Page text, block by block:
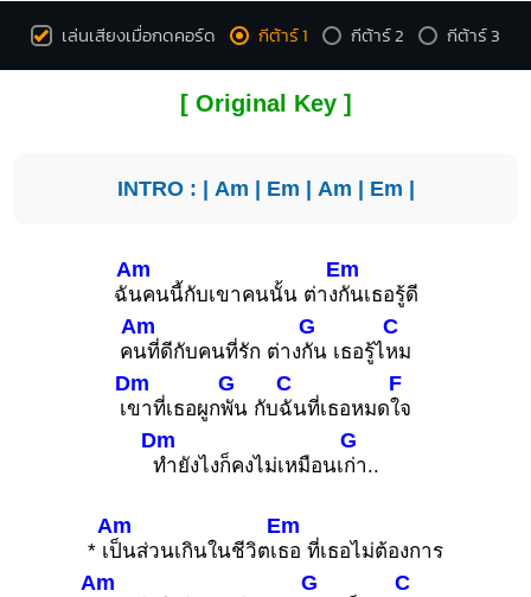
เล่นเสียงเมื่อกดคอร์ด กีต้าร์ 1 กีต้าร์ 2 กีต้าร์ 3
[ Original Key ]
INTRO : | Am | Em | Am | Em |
ฉั
Am
นคนนี้กับเขาคนนั้น ต่าง
Em
กันเธอรู้ดี
ค
Am
นที่ดีกับคนที่รัก ต่าง
G
กัน เธอรู้ไ
C
หม
เ
Dm
ขาที่เธอผูก
G
พัน กับ
C
ฉันที่เธอหมด
F
ใจ
Dm
ทำยังไงก็คงไม่เหมือนเ
G
ก่า..
* เ
Am
ป็นส่วนเกินในชีวิตเ
Em
ธอ ที่เธอไม่ต้องการ
Am G C